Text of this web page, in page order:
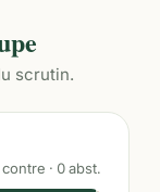
scrutin.
contre · 0abst.